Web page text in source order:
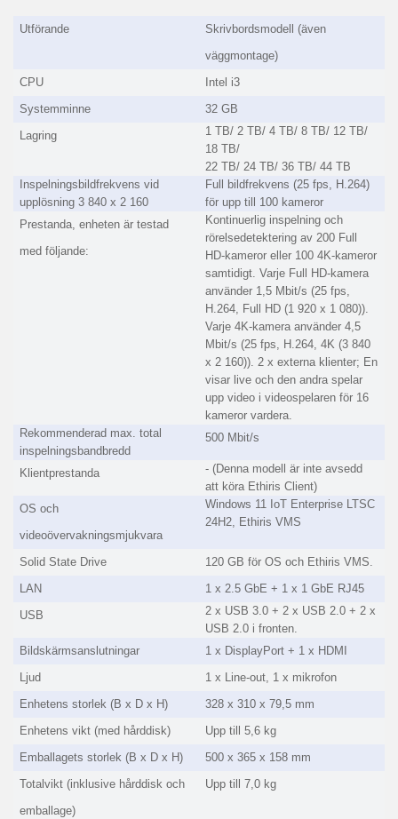
Utförande
Skrivbordsmodell (även
väggmontage)
CPU
Intel i3
Systemminne
32 GB
Lagring
1 TB/ 2 TB/ 4 TB/ 8 TB/ 12 TB/
18 TB/
22 TB/ 24 TB/ 36 TB/ 44 TB
Inspelningsbildfrekvens vid
upplösning 3 840 x 2 160
Full bildfrekvens (25 fps, H.264)
för upp till 100 kameror
Prestanda, enheten är testad
med följande:
Kontinuerlig inspelning och
rörelsedetektering av 200 Full
HD-kameror eller 100 4K-kameror
samtidigt. Varje Full HD-kamera
använder 1,5 Mbit/s (25 fps,
H.264, Full HD (1 920 x 1 080)).
Varje 4K-kamera använder 4,5
Mbit/s (25 fps, H.264, 4K (3 840
x 2 160)). 2 x externa klienter; En
visar live och den andra spelar
upp video i videospelaren för 16
kameror vardera.
Rekommenderad max. total
inspelningsbandbredd
500 Mbit/s
Klientprestanda
- (Denna modell är inte avsedd
att köra Ethiris Client)
OS och
videoövervakningsmjukvara
Windows 11 IoT Enterprise LTSC
24H2, Ethiris VMS
Solid State Drive
120 GB för OS och Ethiris VMS.
LAN
1 x 2.5 GbE + 1 x 1 GbE RJ45
USB
2 x USB 3.0 + 2 x USB 2.0 + 2 x
USB 2.0 i fronten.
Bildskärmsanslutningar
1 x DisplayPort + 1 x HDMI
Ljud
1 x Line-out, 1 x mikrofon
Enhetens storlek (B x D x H)
328 x 310 x 79,5 mm
Enhetens vikt (med hårddisk)
Upp till 5,6 kg
Emballagets storlek (B x D x H)
500 x 365 x 158 mm
Totalvikt (inklusive hårddisk och
emballage)
Upp till 7,0 kg